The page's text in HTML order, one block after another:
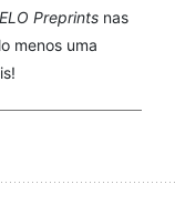
Preprints nas
menos uma